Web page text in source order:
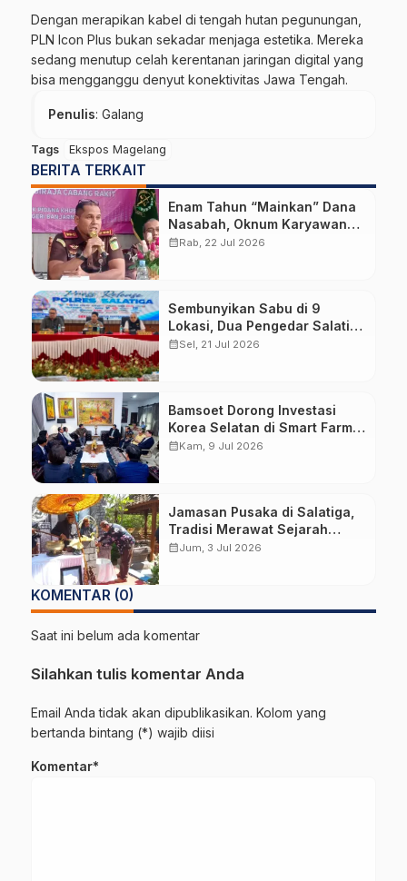
Dengan merapikan kabel di tengah hutan pegunungan,
PLN Icon Plus bukan sekadar menjaga estetika. Mereka
sedang menutup celah kerentanan jaringan digital yang
bisa mengganggu denyut konektivitas Jawa Tengah.
Penulis: Galang
Tags Ekspos Magelang
BERITA TERKAIT
Enam Tahun “Mainkan” Dana
Nasabah, Oknum Karyawan
BPR BKK Mandiraja Diduga
calendar_monthRab, 22 Jul 2026
Sembunyikan Sabu di 9
Lokasi, Dua Pengedar Salatiga
Diciduk dengan Barang Bukti
calendar_monthSel, 21 Jul 2026
Bamsoet Dorong Investasi
Korea Selatan di Smart Farm,
Kosmetik, dan Otomotif
calendar_monthKam, 9 Jul 2026
Jamasan Pusaka di Salatiga,
Tradisi Merawat Sejarah
dengan Air dari Tujuh Mata Air
calendar_monthJum, 3 Jul 2026
KOMENTAR (0)
Saat ini belum ada komentar
Silahkan tulis komentar Anda
Email Anda tidak akan dipublikasikan. Kolom yang
bertanda bintang (*) wajib diisi
Komentar*